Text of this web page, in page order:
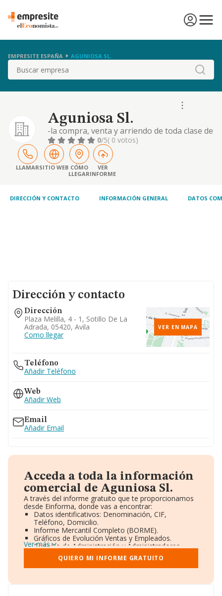
EMPRESITE ESPAÑA AGUNIOSA SL.
Buscar
Aguniosa Sl.
-la compra, venta y arriendo de toda clase de
bienes inmuebles, edificios, pisos, locales,
oficinas, terrenos, solares y fincas rústicas. -
explotación, instalación, gestión y
administración de hoteles, cafeterías, bares,
restaurantes, comedores y en general todo
0/5( 0 votos)
LLAMARSITIO WEB CÓMO
LLEGAR
VER
INFORME
DIRECCIÓN Y CONTACTO INFORMACIÓN GENERAL DATOS
Dirección y contacto
Dirección
Plaza Melilla, 4 - 1, Sotillo De La
Adrada, 05420, Avila
Como llegar
VER EN MAPA
Teléfono
Añadir Teléfono
Web
Añadir Web
Email
Añadir Email
Acceda a toda la información
comercial de Aguniosa Sl.
A través del informe gratuito que te proporcionamos
desde Einforma, donde vas a encontrar:
Datos identificativos: Denominación, CIF,
Teléfono, Domicilio.
Informe Mercantil Completo (BORME).
Gráficos de Evolución Ventas y Empleados.
Consejo de Administración y Administradores.
Directivos y Ejecutivos.
Accionistas.
Participaciones y Vinculaciones en otras empresas.
Información oficial y registral complementaria.
Ver más
QUIERO MI INFORME GRATUITO